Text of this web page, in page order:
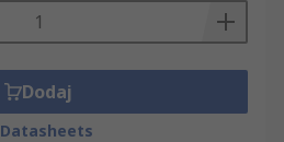
Dodaj
Datasheets